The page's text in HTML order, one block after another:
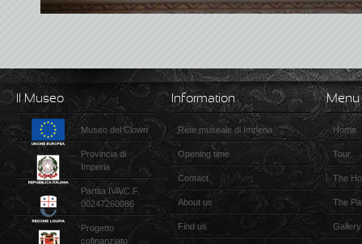
Il Museo
Museo del Clown
Provincia di
Imperia
Partita IVA/C.F.
00247260086
Progetto
cofinanziato
Information
Rete museale di Imperia
Opening time
Contact
About us
Find us
Menu
Home
Tour
The
The
Gallery